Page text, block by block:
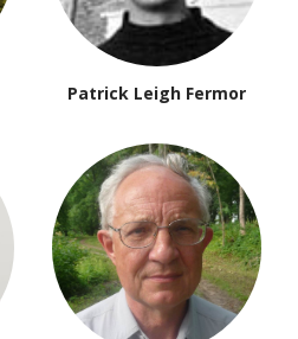
Patrick Leigh Fermor